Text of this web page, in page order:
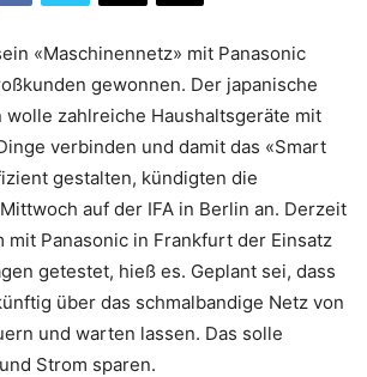
«Maschinennetz» mit Panasonic
gewonnen. Der japanische
wolle zahlreiche Haushaltsgeräte mit
verbinden und damit das «Smart
gestalten, kündigten die
auf der IFA in Berlin an. Derzeit
mit Panasonic in Frankfurt der Einsatz
getestet, hieß es. Geplant sei, dass
über das schmalbandige Netz von
und warten lassen. Das solle
Strom sparen.